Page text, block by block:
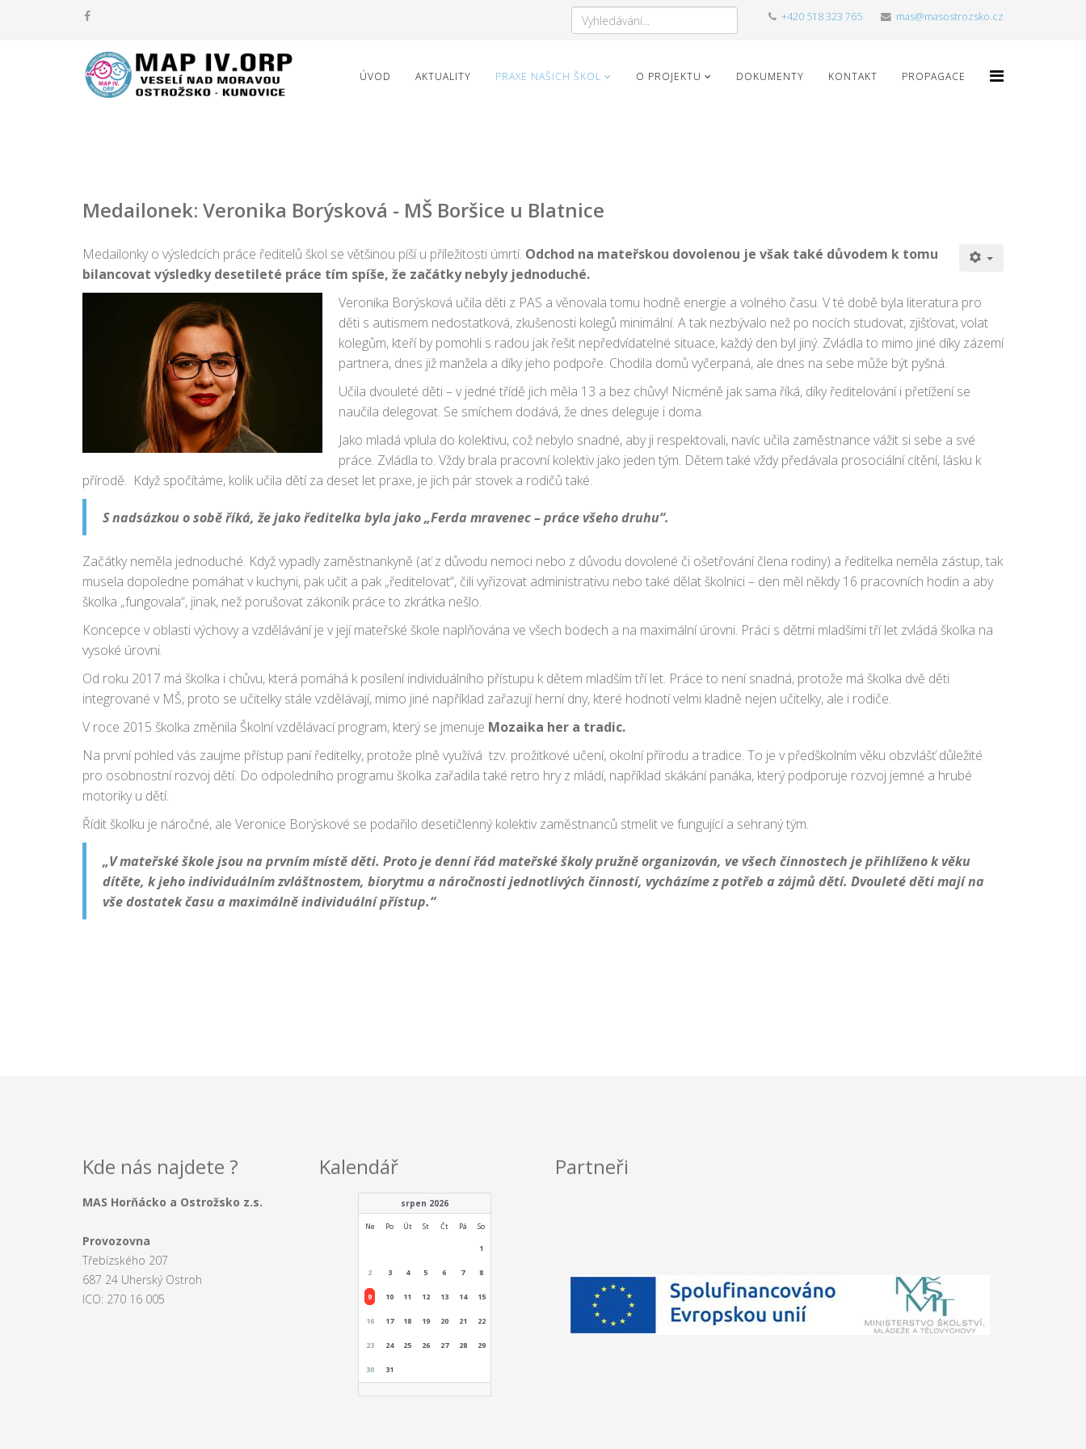
+420 518 323 765 mas@masostrozsko.cz
ÚVOD AKTUALITY PRAXE NAŠICH ŠKOL O PROJEKTU DOKUMENTY KONTAKT PROPAGACE
Medailonek: Veronika Borýsková - MŠ Boršice u Blatnice
Medailonky o výsledcích práce ředitelů škol se většinou píší u příležitosti úmrtí. Odchod na mateřskou dovolenou je však také důvodem k tomu
bilancovat výsledky desetileté práce tím spíše, že začátky nebyly jednoduché.
Veronika Borýsková učila děti z PAS a věnovala tomu hodně energie a volného času. V té době byla literatura pro
děti s autismem nedostatková, zkušenosti kolegů minimální. A tak nezbývalo než po nocích studovat, zjišťovat, volat
kolegům, kteří by pomohli s radou jak řešit nepředvídatelné situace, každý den byl jiný. Zvládla to mimo jiné díky zázemí
partnera, dnes již manžela a díky jeho podpoře. Chodila domů vyčerpaná, ale dnes na sebe může být pyšná.
Učila dvouleté děti – v jedné třídě jich měla 13 a bez chůvy! Nicméně jak sama říká, díky ředitelování i přetížení se
naučila delegovat. Se smíchem dodává, že dnes deleguje i doma.
Jako mladá vplula do kolektivu, což nebylo snadné, aby ji respektovali, navíc učila zaměstnance vážit si sebe a své
práce. Zvládla to. Vždy brala pracovní kolektiv jako jeden tým. Dětem také vždy předávala prosociální cítění, lásku k
přírodě. Když spočítáme, kolik učila dětí za deset let praxe, je jich pár stovek a rodičů také.
S nadsázkou o sobě říká, že jako ředitelka byla jako „Ferda mravenec – práce všeho druhu“.
Začátky neměla jednoduché. Když vypadly zaměstnankyně (ať z důvodu nemoci nebo z důvodu dovolené či ošetřování člena rodiny) a ředitelka neměla zástup, tak
musela dopoledne pomáhat v kuchyni, pak učit a pak „ředitelovat“, čili vyřizovat administrativu nebo také dělat školnici – den měl někdy 16 pracovních hodin a aby
školka „fungovala“, jinak, než porušovat zákoník práce to zkrátka nešlo.
Koncepce v oblasti výchovy a vzdělávání je v její mateřské škole naplňována ve všech bodech a na maximální úrovni. Práci s dětmi mladšími tří let zvládá školka na
vysoké úrovni.
Od roku 2017 má školka i chůvu, která pomáhá k posílení individuálního přístupu k dětem mladším tří let. Práce to není snadná, protože má školka dvě děti
integrované v MŠ, proto se učitelky stále vzdělávají, mimo jiné například zařazují herní dny, které hodnotí velmi kladně nejen učitelky, ale i rodiče.
V roce 2015 školka změnila Školní vzdělávací program, který se jmenuje Mozaika her a tradic.
Na první pohled vás zaujme přístup paní ředitelky, protože plně využívá tzv. prožitkové učení, okolní přírodu a tradice. To je v předškolním věku obzvlášť důležité
pro osobnostní rozvoj dětí. Do odpoledního programu školka zařadila také retro hry z mládí, například skákání panáka, který podporuje rozvoj jemné a hrubé
motoriky u dětí.
Řídit školku je náročné, ale Veronice Borýskové se podařilo desetičlenný kolektiv zaměstnanců stmelit ve fungující a sehraný tým.
„V mateřské škole jsou na prvním místě děti. Proto je denní řád mateřské školy pružně organizován, ve všech činnostech je přihlíženo k věku
dítěte, k jeho individuálním zvláštnostem, biorytmu a náročnosti jednotlivých činností, vycházíme z potřeb a zájmů dětí. Dvouleté děti mají na
vše dostatek času a maximálně individuální přístup.“
Kde nás najdete ?
MAS Horňácko a Ostrožsko z.s.
Provozovna
Třebízského 207
687 24 Uherský Ostroh
ICO: 270 16 005
Kalendář
srpen 2026
Ne Po Út St Čt Pá So
1
2 3 4 5 6 7 8
9 10 11 12 13 14 15
16 17 18 19 20 21 22
23 24 25 26 27 28 29
30 31
Partneři